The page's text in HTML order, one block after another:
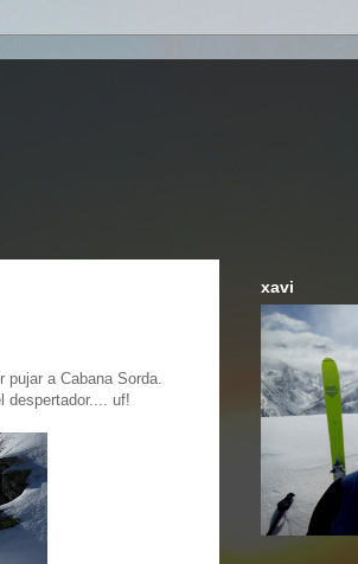
a Cabana Sorda.
despertador.... uf!
xavi